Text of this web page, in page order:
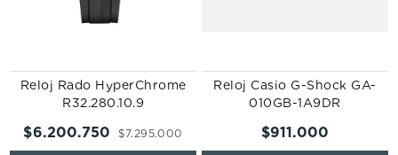
Reloj Rado HyperChrome
R32.280.10.9
$7. 295.000
$6.200.750
Reloj Casio G-Shock GA-
010GB-1A9DR
$911.000